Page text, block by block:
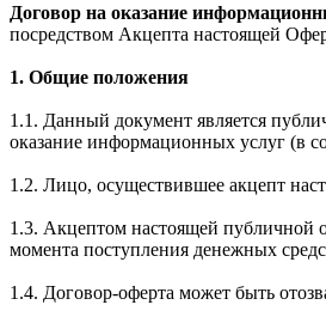
Договор на оказание
посредством Акцепта настоящей
1. Общие положения
1.1. Данный документ является
оказание информационных услуг (в
1.2. Лицо, осуществившее акцепт
1.3. Акцептом настоящей публичной
момента поступления денежных
1.4. Договор-оферта может быть